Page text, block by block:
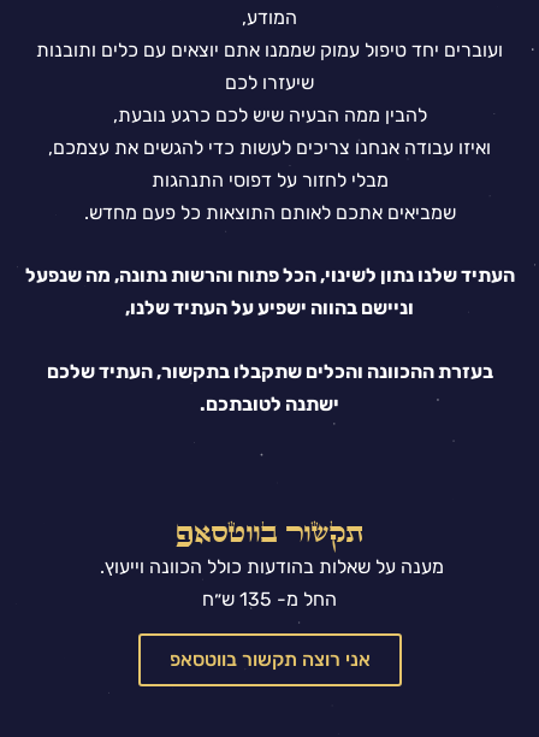
המודע,
ועוברים יחד טיפול עמוק שממנו אתם יוצאים עם כלים ותובנות
שיעזרו לכם
להבין ממה הבעיה שיש לכם כרגע נובעת,
ואיזו עבודה אנחנו צריכים לעשות כדי להגשים את עצמכם,
מבלי לחזור על דפוסי התנהגות
שמביאים אתכם לאותם התוצאות כל פעם מחדש.
העתיד שלנו נתון לשינוי, הכל פתוח והרשות נתונה, מה שנפעל
וניישם בהווה ישפיע על העתיד שלנו,
בעזרת ההכוונה והכלים שתקבלו בתקשור, העתיד שלכם
ישתנה לטובתכם.
תקשור בווטסאפ
מענה על שאלות בהודעות כולל הכוונה וייעוץ.
החל מ- 135 ש״ח
אני רוצה תקשור בווטסאפ